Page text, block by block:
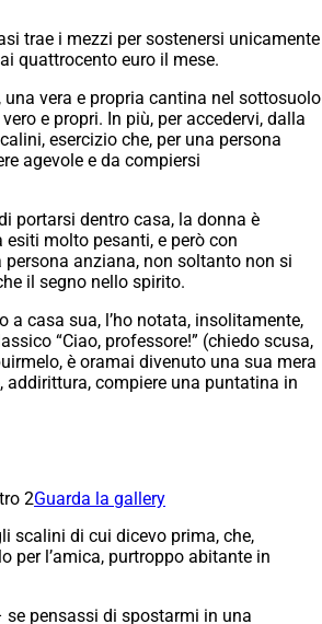
trae i mezzi per sostenersi unicamente
quattrocento euro il mese.
una vera e propria cantina nel sottosuolo
e propri. In più, per accedervi, dalla
esercizio che, per una persona
agevole e da compiersi
portarsi dentro casa, la donna è
molto pesanti, e però con
anziana, non soltanto non si
il segno nello spirito.
a casa sua, l’ho notata, insolitamente,
“Ciao, professore!” (chiedo scusa,
è oramai divenuto una sua mera
addirittura, compiere una puntatina in
2Guarda la gallery
scalini di cui dicevo prima, che,
per l’amica, purtroppo abitante in
pensassi di spostarmi in una